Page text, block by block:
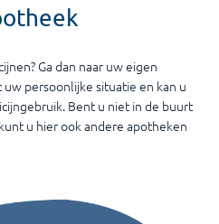
Ga dan naar uw eigen
persoonlijke situatie en kan u
Bent u niet in de buurt
u hier ook andere apotheken